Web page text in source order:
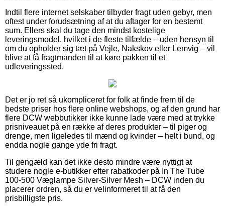
Indtil flere internet selskaber tilbyder fragt uden gebyr, men
oftest under forudsætning af at du aftager for en bestemt
sum. Ellers skal du tage den mindst kostelige
leveringsmodel, hvilket i de fleste tilfælde – uden hensyn til
om du opholder sig tæt på Vejle, Nakskov eller Lemvig – vil
blive at få fragtmanden til at køre pakken til et
udleveringssted.
Det er jo ret så ukompliceret for folk at finde frem til de
bedste priser hos flere online webshops, og af den grund har
flere DCW webbutikker ikke kunne lade være med at trykke
prisniveauet på en række af deres produkter – til piger og
drenge, men ligeledes til mænd og kvinder – helt i bund, og
endda nogle gange yde fri fragt.
Til gengæld kan det ikke desto mindre være nyttigt at
studere nogle e-butikker efter rabatkoder på In The Tube
100-500 Væglampe Silver-Silver Mesh – DCW inden du
placerer ordren, så du er velinformeret til at få den
prisbilligste pris.